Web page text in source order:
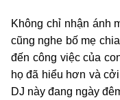
Không chỉ nhận ánh
cũng nghe bố mẹ
đến công việc của
họ đã hiểu hơn và
DJ này đang ngày